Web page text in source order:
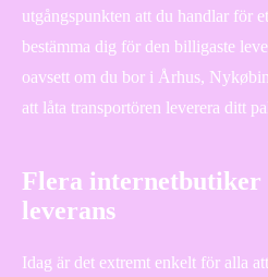
utgångspunkten att du handlar för
bestämma dig för den billigaste
oavsett om du bor i Århus,
att låta transportören leverera ditt
Flera
leverans
Idag är det extremt enkelt för alla